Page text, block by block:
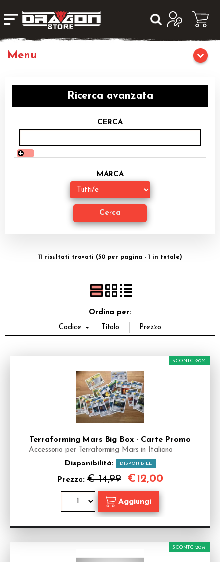
Giochi di Ruolo
Librigame
Editoria
Giochi di Carte Collezionabili
Accessori
Ricerca avanzata
CERCA
MARCA
11 risultati trovati (50 per pagina - 1 in totale)
Ordina per:
Terraforming Mars Big Box - Carte Promo
Accessorio per Terraforming Mars in Italiano
Disponibilità: DISPONIBILE
Prezzo: € 14,99
SCONTO 20%
€12,00
SCONTO 20%